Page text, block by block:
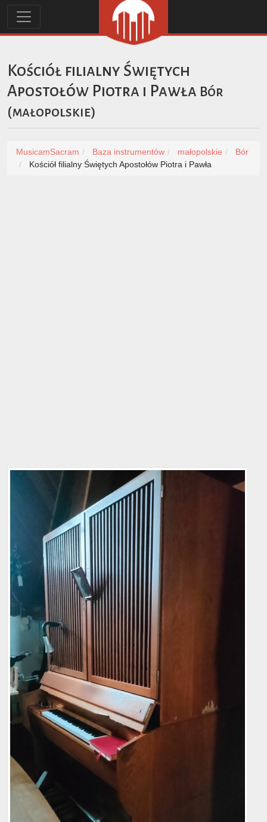
Kościół filialny Świętych
Apostołów Piotra i Pawła Bór
(małopolskie)
MusicamSacram Baza instrumentów małopolskie
Bór
Kościół filialny Świętych Apostołów Piotra i Pawła